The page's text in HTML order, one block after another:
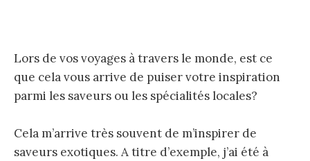
Lors de vos voyages à travers le monde, est ce
que cela vous arrive de puiser votre inspiration
parmi les saveurs ou les spécialités locales?
Cela m’arrive très souvent de m’inspirer de
saveurs exotiques. A titre d’exemple, j’ai été à